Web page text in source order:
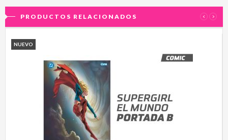
PRODUCTOS RELACIONADOS ‹ ›
NUEVO